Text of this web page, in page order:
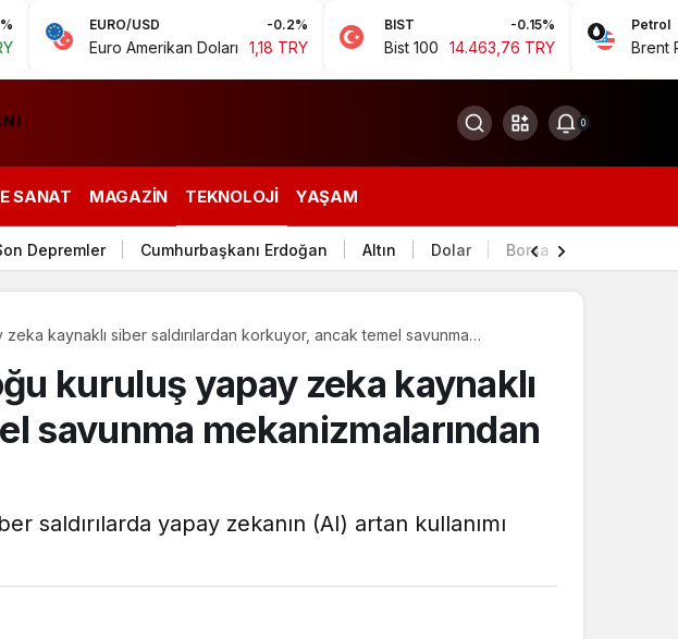
EURO/USD
Euro Amerikan Doları 1,18 TRY Bist 100 14.463,76 TRY
Petrol
Brent Petrol
0
SANAT MAGAZIN TEKNOLOJI YAŞAM
Depremler Cumhurbaşkanı Erdoğan Altın Dolar Borsa
kaynaklı siber saldırılardan korkuyor, ancak temel savunma
kuruluş yapay zeka kaynaklı
savunma mekanizmalarından
saldırılarda yapay zekanın (AI) artan kullanımı